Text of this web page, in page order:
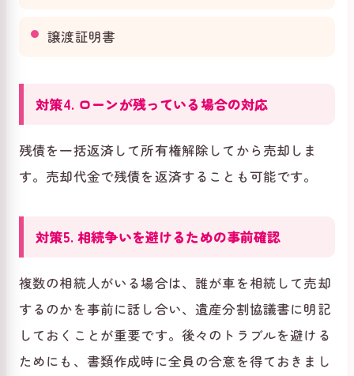
譲渡証明書
対策4. ローンが残っている場合の対応
残債を一括返済して所有権解除してから売却しま
す。売却代金で残債を返済することも可能です。
対策5. 相続争いを避けるための事前確認
複数の相続人がいる場合は、誰が車を相続して売却
するのかを事前に話し合い、遺産分割協議書に明記
しておくことが重要です。後々のトラブルを避ける
ためにも、書類作成時に全員の合意を得ておきまし